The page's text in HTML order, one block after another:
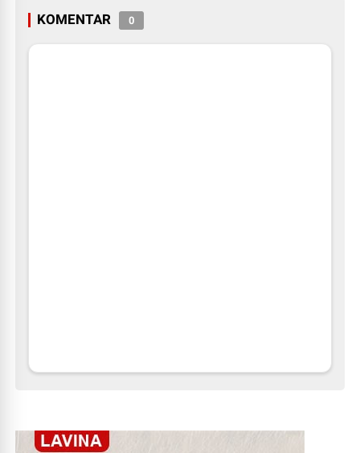
KOMENTAR 0